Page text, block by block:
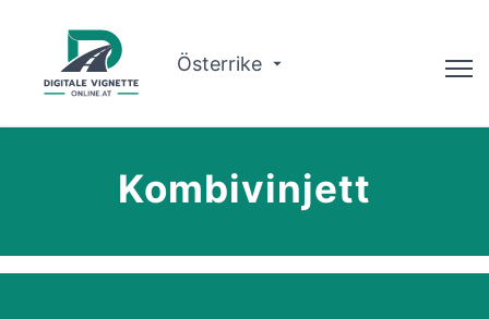
Österrike
RuttplanerareKombivinjett